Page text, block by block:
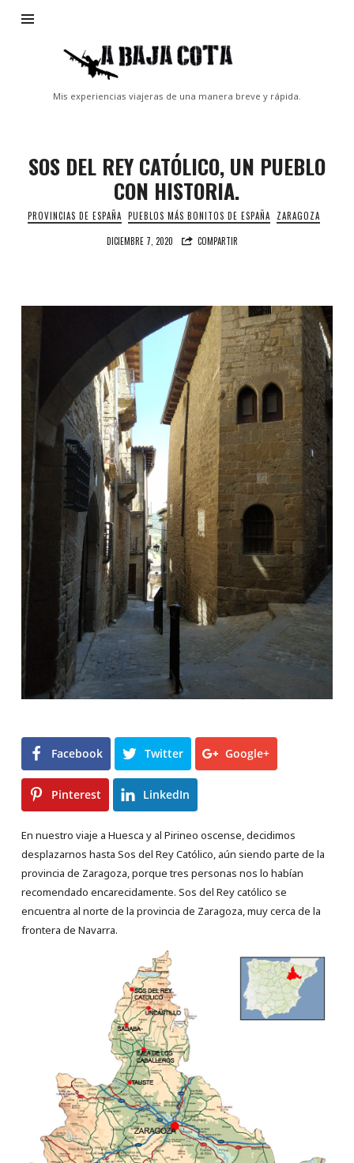
Baja
Cota
Mis experiencias viajeras de una manera breve y rápida.
SOS DEL REY CATÓLICO, UN PUEBLO
CON HISTORIA.
PROVINCIAS DE ESPAÑA PUEBLOS MÁS BONITOS DE ESPAÑA
ZARAGOZA
DICIEMBRE 7, 2020
COMPARTIR
Facebook Twitter Google+
Pinterest LinkedIn
En nuestro viaje a Huesca y al Pirineo oscense, decidimos
desplazarnos hasta Sos del Rey Católico, aún siendo parte de la
provincia de Zaragoza, porque tres personas nos lo habían
recomendado encarecidamente. Sos del Rey católico se
encuentra al norte de la provincia de Zaragoza, muy cerca de la
frontera de Navarra.